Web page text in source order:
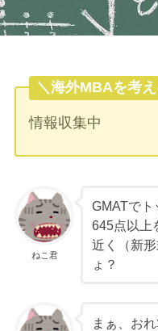
＼海外MBAを考
情報収集中
ねこ君
GMATで
645点以上
近く（新
ょ？
まぁ、お